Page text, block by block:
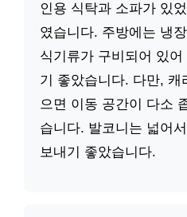
인용 식탁과 소파가 있
였습니다. 주방에는 냉
식기류가 구비되어 있
기 좋았습니다. 다만, 캐
으면 이동 공간이 다소
습니다. 발코니는 넓어
보내기 좋았습니다.